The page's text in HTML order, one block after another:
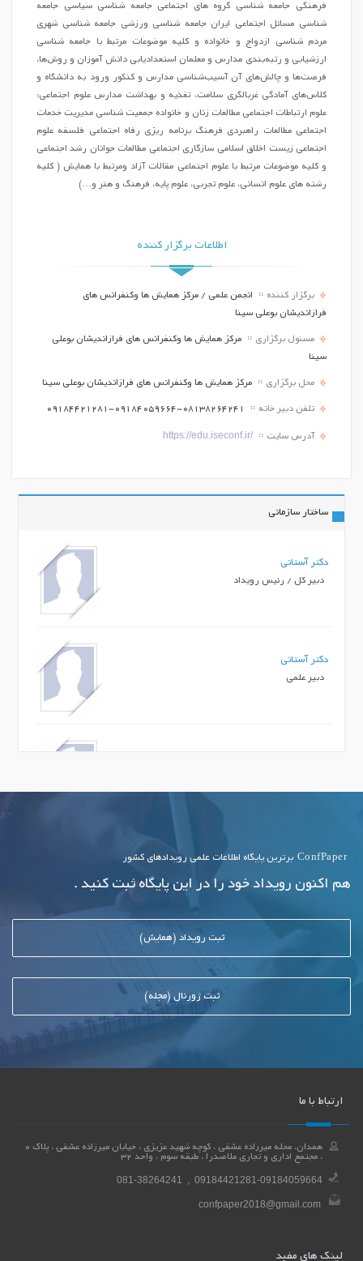
فرهنگی جامعه شناسی گروه های اجتماعی جامعه شناسی سیاسی جامعه
شناسی مسائل اجتماعی ایران جامعه شناسی ورزشی جامعه شناسی شهری
مردم شناسی ازدواج و خانواده و کلیه موضوعات مرتبط با جامعه شناسی
ارزشیابی و رتبه‌بندی مدارس و معلمان استعدادیابی دانش آموزان و روش‌ها،
فرصت‌ها و چالش‌های آن آسیب‌شناسی مدارس و کنکور ورود به دانشگاه و
کلاس‌های آمادگی غربالگری سلامت، تغذیه و بهداشت مدارس علوم اجتماعی:
علوم ارتباطات اجتماعی مطالعات زنان و خانواده جمعیت شناسی مدیریت خدمات
اجتماعی مطالعات راهبردی فرهنگ برنامه ریزی رفاه اجتماعی فلسفه علوم
اجتماعی زیست اخلاق اسلامی سازگاری اجتماعی مطالعات جوانان رشد اجتماعی
و کلیه موضوعات مرتبط با علوم اجتماعی مقالات آزاد ومرتبط با همایش ( کلیه
رشته های علوم انسانی، علوم تجربی، علوم پایه، فرهنگ و هنر و…)
اطلاعات برگزار کننده
برگزار کننده
انجمن علمی / مرکز همایش ها وکنفرانس های
فرازاندیشان بوعلی سینا
مسئول برگزاری
مرکز همایش ها وکنفرانس های فرازاندیشان بوعلی
سینا
محل برگزاری مرکز همایش ها وکنفرانس های فرازاندیشان بوعلی سینا
تلفن دبیر خانه 09184421281-09184059664-08138264241
آدرس سایت https://edu.iseconf.ir/
ساختار سازمانی
دکتر آستانی
دبیر کل / رئیس رویداد
دکتر آستانی
دبیر علمی
ConfPaper برترین پایگاه اطلاعات علمی رویدادهای کشور
هم اکنون رویداد خود را در این پایگاه ثبت کنید .
ثبت رویداد (همایش)
ثبت ژورنال (مجله)
ارتباط با ما
همدان، محله میرزاده عشقی ، کوچه شهید عزیزی ، خیابان میرزاده عشقی ، پلاک 0
، مجتمع اداری و تجاری ملاصدرا ، طبقه سوم ، واحد 32
081-38264241 , 09184421281-09184059664
confpaper2018@gmail.com
لینک های مفید